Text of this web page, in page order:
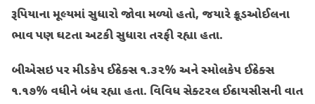
રૂપિયાના મૂલ્યમાં સુધારો જોવા મળ્યો હતો, જયારે ક્રૂડઓઈલના
ભાવ પણ ઘટતા અટકી સુધારા તરફી રહ્યા હતા.
બીએસઇ પર મીડકેપ ઈન્ડેક્સ ૧.૩૨% અને સ્મોલકેપ ઈન્ડેક્સ
૧.૧૭% વધીને બંધ રહ્યા હતા. વિવિધ સેક્ટરલ ઈન્ડાયસીસની વાત